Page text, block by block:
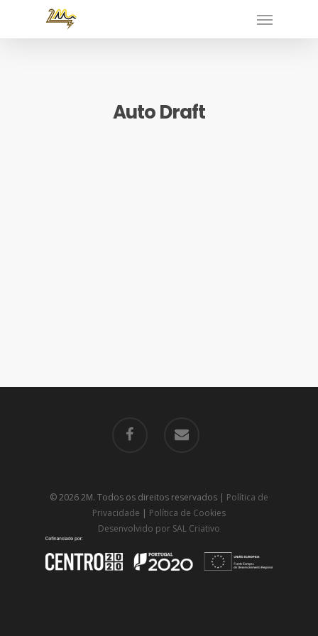
Auto Draft
© 2026 2M. Todos os direitos reservados | Política de
Privacidade | Política de Cookies
Desenvolvido por SAL Criativo